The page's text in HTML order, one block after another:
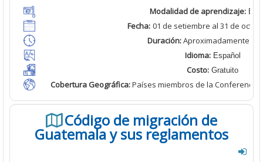
Modalidad de aprendizaje:
Fecha: 01 de setiembre al 31 de
Duración:Aproximadamente
Idioma:Español
Costo: Gratuito
Cobertura Geográfica:Países miembros de la Conferencia
Código de migración de
Guatemala y sus reglamentos